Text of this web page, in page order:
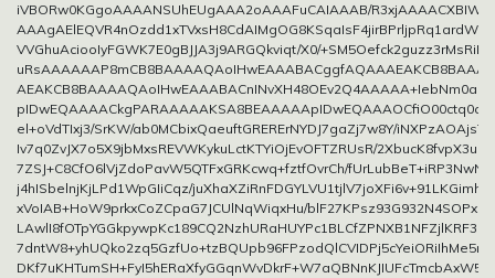
iVBORw0KGgoAAAANSUhEUgAAA2oAAAFuCAIAAAB/
VVGhuAciooIyFGWK7E0gBJJA3j9ARGQkviqt/X0/
el+oVdTIxj3/SrKW/ab0MCbixQaeuftGRERErNYDJ7gaZj7w8Y/
Iv7q0ZvJX7o5X9jbMxsREVWKykuLctKTYiOjEvOFTZRUsR/
7ZSJ+C8CfO6lVjZdoPavW5QTFxGRKcwq+fztfOvrCh/
j4hISbelnjKjLPd1WpGIiCqz/
xVoIAB+HoW9prkxCoZCpaG7JCUlNqWiqxHu/